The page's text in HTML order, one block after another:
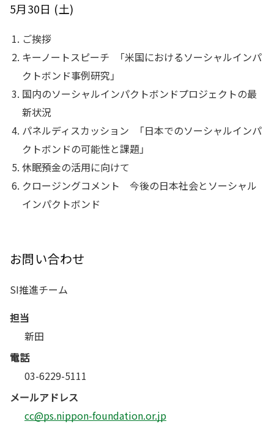
5月30日 (土)
ご挨拶
キーノートスピーチ 「米国におけるソーシャルインパ
クトボンド事例研究」
国内のソーシャルインパクトボンドプロジェクトの最
新状況
パネルディスカッション 「日本でのソーシャルインパ
クトボンドの可能性と課題」
休眠預金の活用に向けて
クロージングコメント 今後の日本社会とソーシャル
インパクトボンド
お問い合わせ
SI推進チーム
担当
新田
電話
03-6229-5111
メールアドレス
cc@ps.nippon-foundation.or.jp